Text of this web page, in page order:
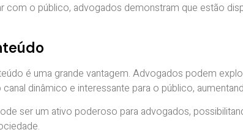
com o público, advogados demonstram que estão
é uma grande vantagem. Advogados podem
dinâmico e interessante para o público,
ser um ativo poderoso para advogados,